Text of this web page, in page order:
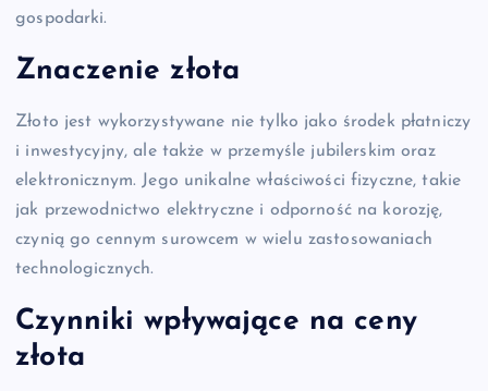
gospodarki.
Znaczenie złota
Złoto jest wykorzystywane nie tylko jako środek płatniczy
i inwestycyjny, ale także w przemyśle jubilerskim oraz
elektronicznym. Jego unikalne właściwości fizyczne, takie
jak przewodnictwo elektryczne i odporność na korozję,
czynią go cennym surowcem w wielu zastosowaniach
technologicznych.
Czynniki wpływające na ceny
złota